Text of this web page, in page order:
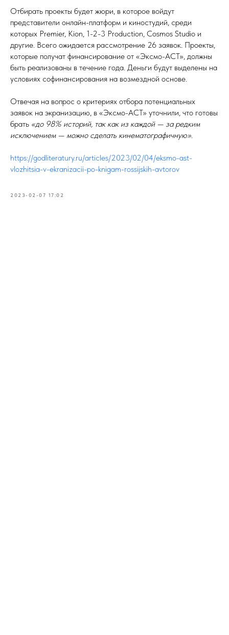
Отбирать проекты будет жюри, в которое войдут
представители онлайн-платформ и киностудий, среди
которых Premier, Kion, 1-2-3 Production, Cosmos Studio и
другие. Всего ожидается рассмотрение 26 заявок. Проекты,
которые получат финансирование от «Эксмо-АСТ», должны
быть реализованы в течение года. Деньги будут выделены на
условиях софинансирования на возмездной основе.
Отвечая на вопрос о критериях отбора потенциальных
заявок на экранизацию, в «Эксмо-АСТ» уточнили, что готовы
брать «до 98% историй, так как из каждой — за редким
исключением — можно сделать кинематографичную».
https://godliteratury.ru/articles/2023/02/04/eksmo-ast-
vlozhitsia-v-ekranizacii-po-knigam-rossijskih-avtorov
2023-02-07 17:02